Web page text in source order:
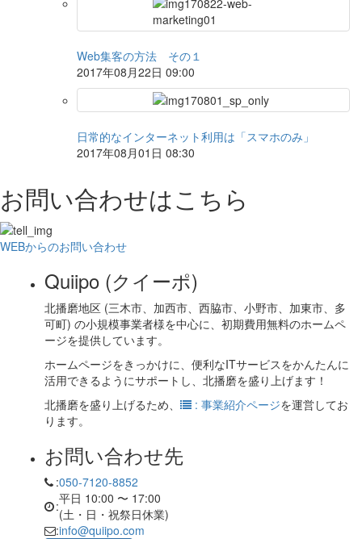
Web集客の方法 その１
2017年08月22日 09:00
日常的なインターネット利用は「スマホのみ」
2017年08月01日 08:30
お問い合わせはこちら
WEBからのお問い合わせ
Quiipo (クイーポ)
北播磨地区 (三木市、加西市、西脇市、小野市、加東市、多
可町) の小規模事業者様を中心に、初期費用無料のホームペ
ージを提供しています。
ホームページをきっかけに、便利なITサービスをかんたんに
活用できるようにサポートし、北播磨を盛り上げます！
北播磨を盛り上げるため、
: 事業紹介ページを運営してお
ります。
お問い合わせ先
:050-7120-8852
:平日 10:00 〜 17:00
(土・日・祝祭日休業)
:info@quiipo.com